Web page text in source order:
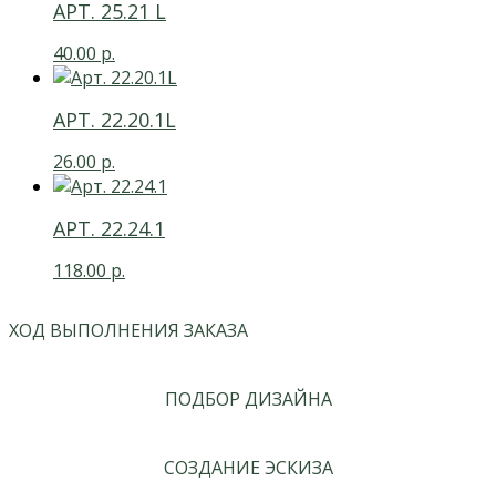
АРТ. 25.21 L
40.00 р.
АРТ. 22.20.1L
26.00 р.
АРТ. 22.24.1
118.00 р.
ХОД ВЫПОЛНЕНИЯ ЗАКАЗА
ПОДБОР ДИЗАЙНА
СОЗДАНИЕ ЭСКИЗА